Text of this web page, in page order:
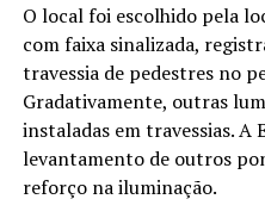
O local foi escolhido pela
com faixa sinalizada,
travessia de pedestres no
Gradativamente, outras
instaladas em travessias. A
levantamento de outros
reforço na iluminação.